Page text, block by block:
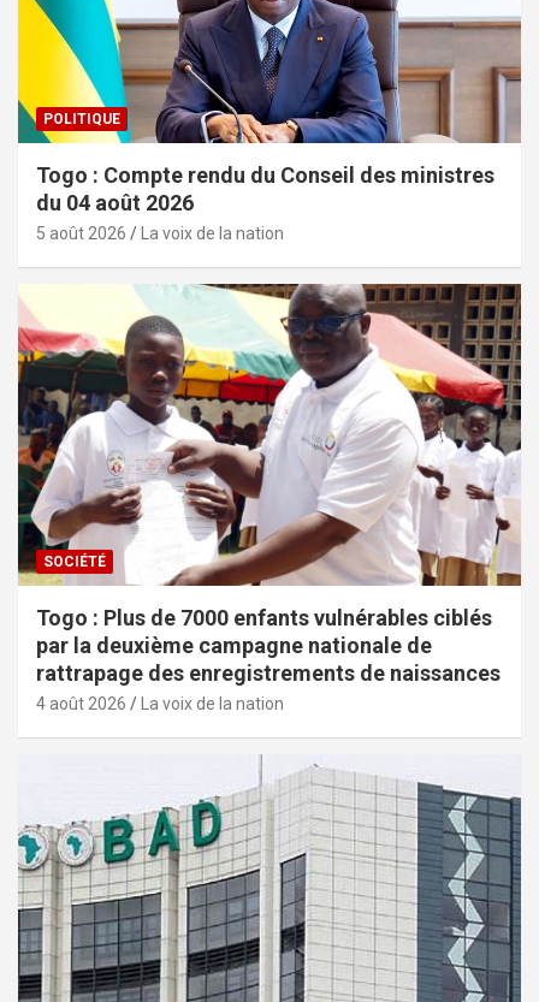
POLITIQUE
Togo : Compte rendu du Conseil des ministres
du 04 août 2026
5 août 2026 La voix de la nation
SOCIÉTÉ
Togo : Plus de 7000 enfants vulnérables ciblés
par la deuxième campagne nationale de
rattrapage des enregistrements de naissances
4 août 2026 La voix de la nation